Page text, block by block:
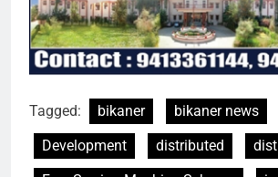
Tagged: bikaner bikaner news
Development
distributed